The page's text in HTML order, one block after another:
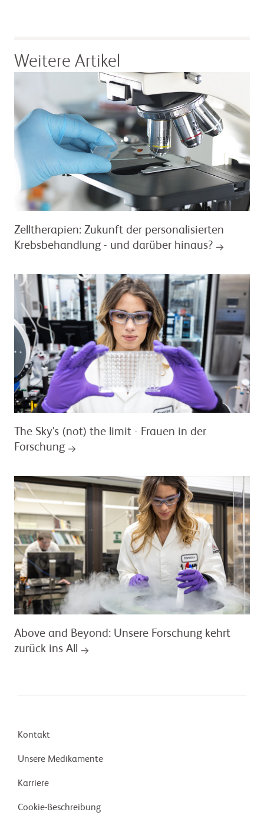
Weitere Artikel
Zelltherapien: Zukunft der personalisierten
Krebsbehandlung - und darüber hinaus?
The Sky's (not) the limit - Frauen in der
Forschung
Above and Beyond: Unsere Forschung kehrt
zurück ins All
Kontakt
Unsere Medikamente
Karriere
Cookie-Beschreibung